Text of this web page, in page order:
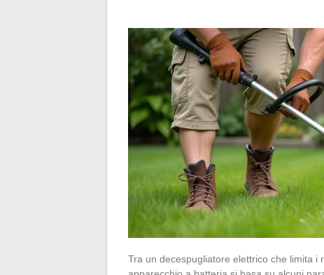
Tra un decespugliatore elettrico che limita